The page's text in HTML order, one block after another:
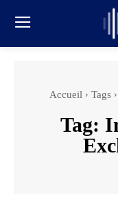
Accueil Tags
Tag: